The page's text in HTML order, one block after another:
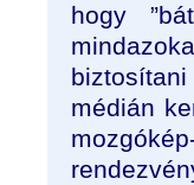
hogy
médián